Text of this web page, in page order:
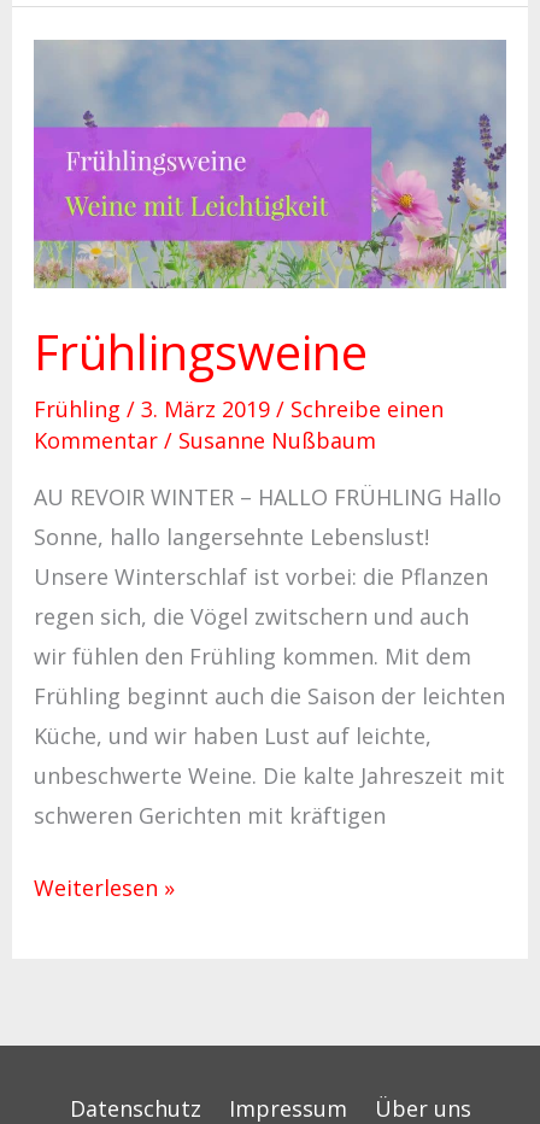
Frühlingsweine
Frühling / 3. März 2019 / Schreibe einen
Kommentar / Susanne Nußbaum
AU REVOIR WINTER – HALLO FRÜHLING Hallo
Sonne, hallo langersehnte Lebenslust!
Unsere Winterschlaf ist vorbei: die Pflanzen
regen sich, die Vögel zwitschern und auch
wir fühlen den Frühling kommen. Mit dem
Frühling beginnt auch die Saison der leichten
Küche, und wir haben Lust auf leichte,
unbeschwerte Weine. Die kalte Jahreszeit mit
schweren Gerichten mit kräftigen
Frühlingsweine
Weiterlesen »
Datenschutz Impressum Über uns